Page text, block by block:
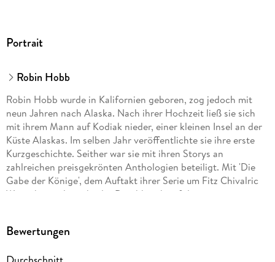
Portrait
Robin Hobb
Robin Hobb wurde in Kalifornien geboren, zog jedoch mit
neun Jahren nach Alaska. Nach ihrer Hochzeit ließ sie sich
mit ihrem Mann auf Kodiak nieder, einer kleinen Insel an der
Küste Alaskas. Im selben Jahr veröffentlichte sie ihre erste
Kurzgeschichte. Seither war sie mit ihren Storys an
zahlreichen preisgekrönten Anthologien beteiligt. Mit 'Die
Gabe der Könige', dem Auftakt ihrer Serie um Fitz Chivalric
Weitseher, gelang ihr der Durchbruch auf dem
York-Times-Bestsellerliste. Im November 2021 wurde ihr der
Bewertungen